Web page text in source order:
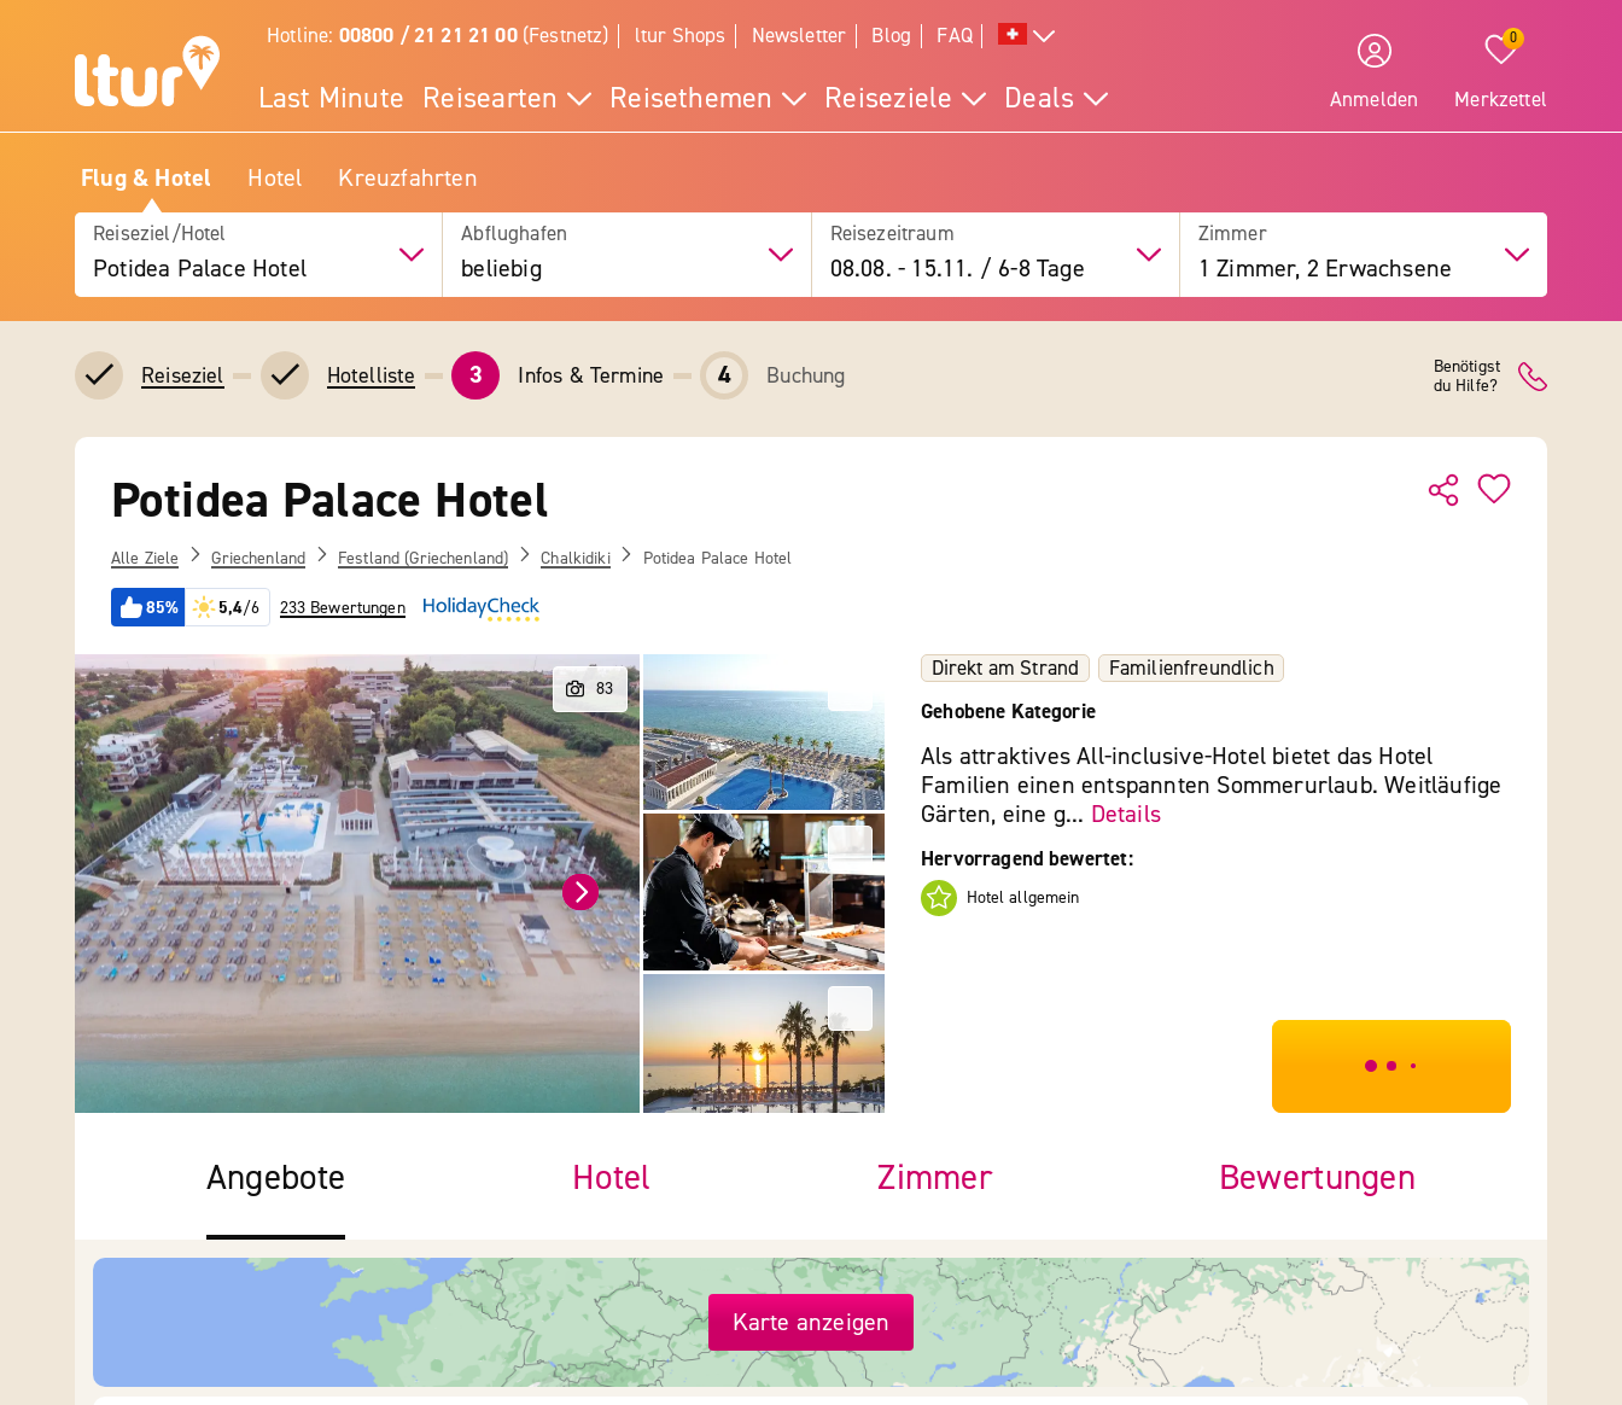
Hotline: 00800 / 21 21 21 00(Festnetz) ltur Shops Newsletter Blog FAQ
Last Minute Reisearten Reisethemen Reiseziele Deals Anmelden
0
Merkzettel
Flug & Hotel Hotel Kreuzfahrten
Reiseziel/Hotel
Potidea Palace Hotel
Abflughafen
beliebig
Reisezeitraum
08.08. - 15.11. / 6-8 Tage
Zimmer
1 Zimmer, 2 Erwachsene
Reiseziel Hotelliste 3 Infos & Termine 4 Buchung
Benötigst
du Hilfe?
Potidea Palace Hotel
Alle Ziele Griechenland Festland (Griechenland) Chalkidiki Potidea Palace Hotel
85% 5,4/6 233 Bewertungen
Direkt am Strand
Familienfreundlich
Gehobene Kategorie
Als attraktives All-inclusive-Hotel bietet das Hotel
Familien einen entspannten Sommerurlaub. Weitläufige
Gärten, eine g... Details
Hervorragend bewertet:
Hotel allgemein
***************
Angebote Hotel Zimmer Bewertungen
Karte anzeigen